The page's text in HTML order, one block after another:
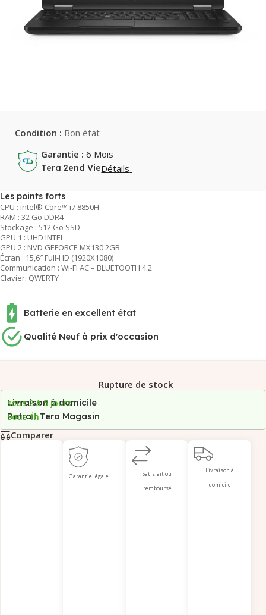
Condition : Bon état
Garantie : 6 Mois
Tera 2end VieDétails
Les points forts
CPU : intel® Core™ i7 8850H
RAM : 32 Go DDR4
Stockage : 512 Go SSD
GPU 1 : UHD INTEL
GPU 2 : NVD GEFORCE MX130 2GB
Écran : 15,6″ Full-HD (1920X1080)
Communication : Wi-Fi AC – BLUETOOTH 4.2
Clavier: QWERTY
Batterie en excellent état
Qualité Neuf à prix d'occasion
Rupture de stock
Livraison à domicile
sous 2 à 5 jours
Retrait Tera Magasin
Sous 1h
Comparer
Garantie légale
Satisfait ou
remboursé
Livraison à
domicile